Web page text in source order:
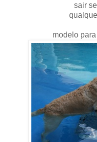
sair
modelo